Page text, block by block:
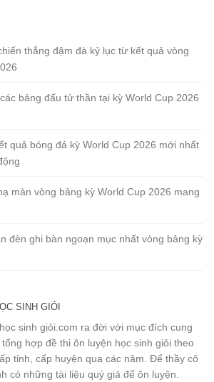
thắng đậm đà kỷ lục từ kết quả vòng
bảng đấu tử thần tại kỳ World Cup 2026
quả bóng đá kỳ World Cup 2026 mới nhất
màn vòng bảng kỳ World Cup 2026 mang
đèn ghi bàn ngoạn mục nhất vòng bảng kỳ
SINH GIỎI
sinh giỏi.com ra đời với mục đích cung
hợp đề thi ôn luyện học sinh giỏi theo
tỉnh, cấp huyện qua các năm. Để thầy cô
có những tài liệu quý giá để ôn luyện.